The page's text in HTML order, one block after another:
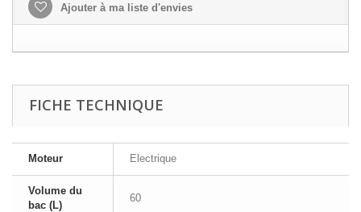
Ajouter à ma liste d'envies
FICHE TECHNIQUE
Moteur Electrique
Volume du
bac (L)
60